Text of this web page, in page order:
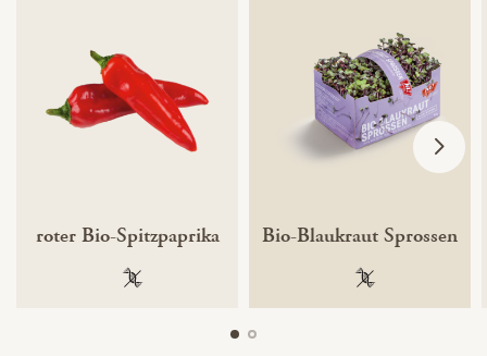
roter Bio-Spitzpaprika
100 % gentechnikfrei
Bio-Blaukraut Sprossen
100 %